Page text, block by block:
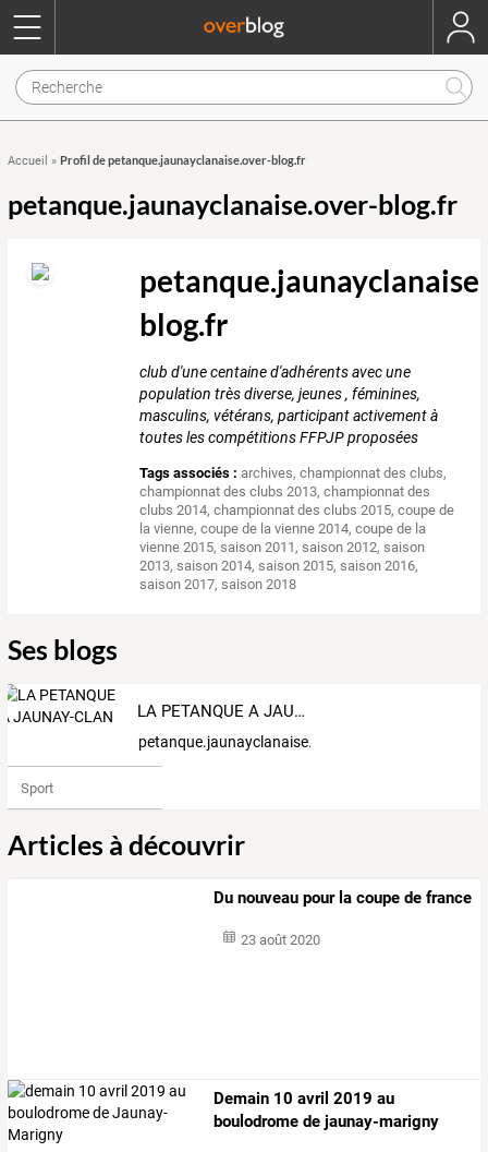
Accueil » Profil de petanque.jaunayclanaise.over-blog.fr
petanque.jaunayclanaise.over-blog.fr
blog.fr
club d'une centaine d'adhérents avec une
population très diverse, jeunes , féminines,
masculins, vétérans, participant activement à
toutes les compétitions FFPJP proposées
Tags associés : archives,championnat des clubs,
championnat des clubs 2013,championnat des
clubs 2014,championnat des clubs 2015,coupe de
la vienne,coupe de la vienne 2014,coupe de la
vienne 2015,saison 2011,saison 2012,saison
2013,saison 2014,saison 2015,saison 2016,
saison 2017,saison 2018
Ses blogs
LA PETANQUE A JAUNAY-CLAN
petanque.jaunayclanaise.over-blog.fr
Sport
Articles à découvrir
Du nouveau pour la coupe de france
23 août 2020
Demain 10 avril 2019 au
boulodrome de jaunay-marigny